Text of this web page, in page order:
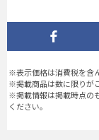
※表示価格は消費税を含
※掲載商品は数に限りが
※掲載情報は掲載時点の
ください。